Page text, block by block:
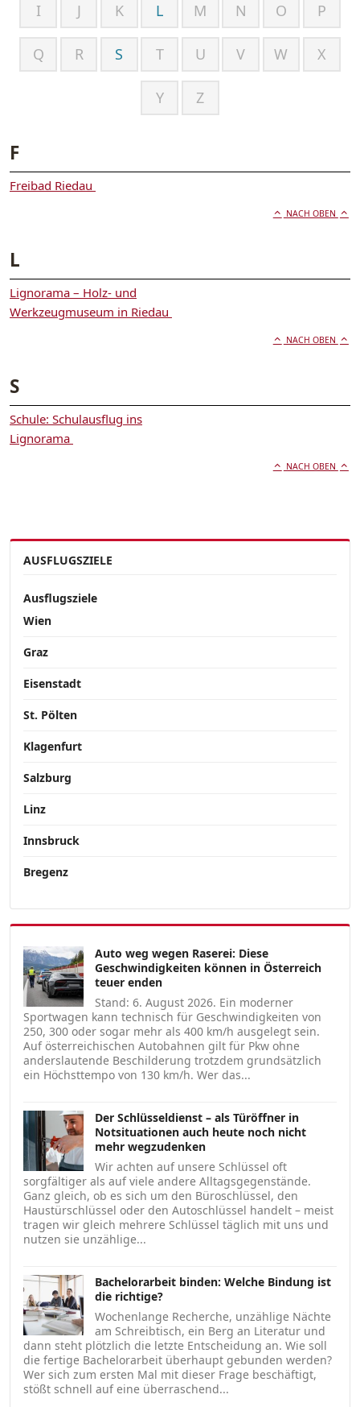
I J K L M N O P
Q R S T U V W X
Y Z
F
Freibad Riedau
NACH OBEN
L
Lignorama – Holz- und
Werkzeugmuseum in Riedau
NACH OBEN
S
Schule: Schulausflug ins
Lignorama
NACH OBEN
AUSFLUGSZIELE
Ausflugsziele
Wien
Graz
Eisenstadt
St. Pölten
Klagenfurt
Salzburg
Linz
Innsbruck
Bregenz
Auto weg wegen Raserei: Diese
Geschwindigkeiten können in Österreich
teuer enden
Stand: 6. August 2026. Ein moderner
Sportwagen kann technisch für Geschwindigkeiten von
250, 300 oder sogar mehr als 400 km/h ausgelegt sein.
Auf österreichischen Autobahnen gilt für Pkw ohne
anderslautende Beschilderung trotzdem grundsätzlich
ein Höchsttempo von 130 km/h. Wer das...
Der Schlüsseldienst – als Türöffner in
Notsituationen auch heute noch nicht
mehr wegzudenken
Wir achten auf unsere Schlüssel oft
sorgfältiger als auf viele andere Alltagsgegenstände.
Ganz gleich, ob es sich um den Büroschlüssel, den
Haustürschlüssel oder den Autoschlüssel handelt – meist
tragen wir gleich mehrere Schlüssel täglich mit uns und
nutzen sie unzählige...
Bachelorarbeit binden: Welche Bindung ist
die richtige?
Wochenlange Recherche, unzählige Nächte
am Schreibtisch, ein Berg an Literatur und
dann steht plötzlich die letzte Entscheidung an. Wie soll
die fertige Bachelorarbeit überhaupt gebunden werden?
Wer sich zum ersten Mal mit dieser Frage beschäftigt,
stößt schnell auf eine überraschend...